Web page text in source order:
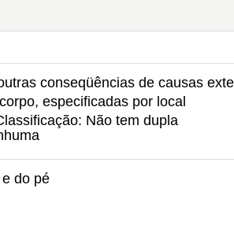
conseqüências de causas
especificadas por local
Não tem dupla
do pé